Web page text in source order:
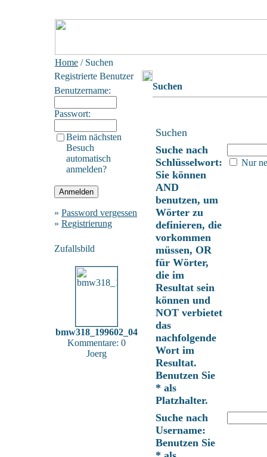
Home / Suchen
Registrierte Benutzer
Benutzername:
Passwort:
Beim nächsten
Besuch
automatisch
anmelden?
» Password vergessen
» Registrierung
Zufallsbild
bmw318_199602_04
Kommentare: 0
Joerg
Suchen
Suchen
Suche nach
Schlüsselwort:
Sie können
AND
benutzen, um
Wörter zu
definieren, die
vorkommen
müssen, OR
für Wörter,
die im
Resultat sein
können und
NOT verbietet
das
nachfolgende
Wort im
Resultat.
Benutzen Sie
* als
Platzhalter.
Nur
Suche nach
Username:
Benutzen Sie